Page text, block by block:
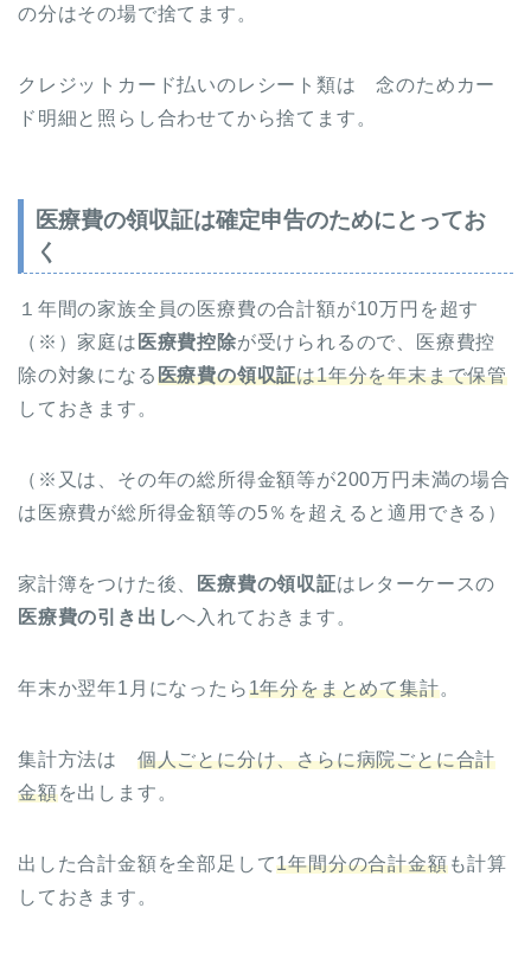
の分はその場で捨てます。
クレジットカード払いのレシート類は 念のためカー
ド明細と照らし合わせてから捨てます。
医療費の領収証は確定申告のためにとってお
く
１年間の家族全員の医療費の合計額が10万円を超す
（※）家庭は 医療費控除が受けられるので、医療費控
除の対象になる医療費の領収証は1年分を年末まで保管
しておきます。
（※又は、その年の総所得金額等が200万円未満の場合
は医療費が総所得金額等の5％を超えると適用できる）
家計簿をつけた後、 医療費の領収証はレターケースの
医療費の引き出しへ入れておきます。
年末か翌年1月になったら1年分をまとめて集計。
集計方法は 個人ごとに分け、さらに病院ごとに合計
金額を出します。
出した合計金額を全部足して1年間分の合計金額も計算
しておきます。